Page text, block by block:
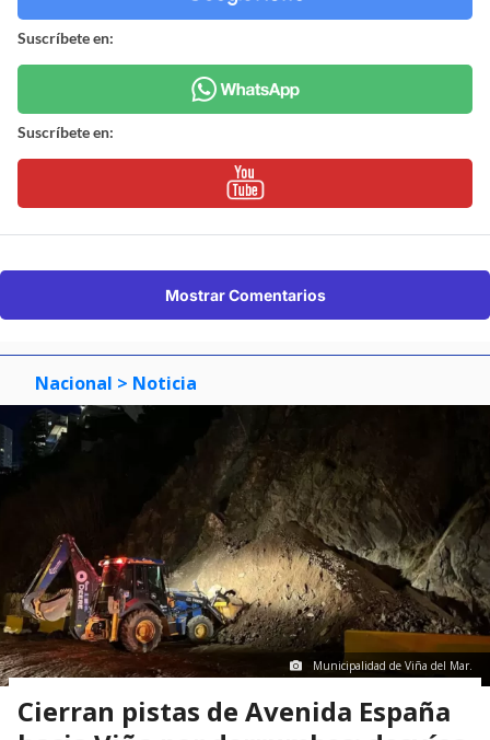
Suscríbete en:
Suscríbete en:
Mostrar Comentarios
Nacional > Noticia
Municipalidad de Viña del Mar.
Cierran pistas de Avenida España